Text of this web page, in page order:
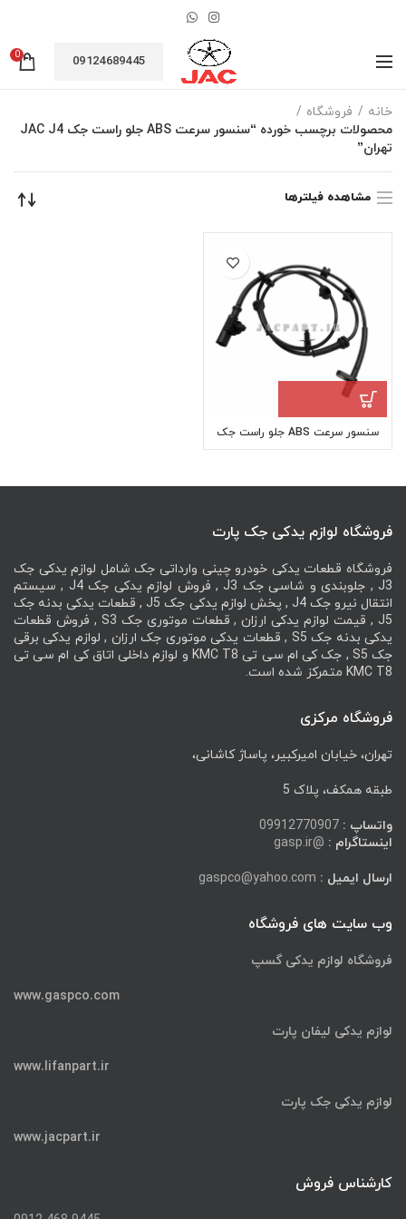
09124689445
0
خانه
فروشگاه
محصولات برچسب خورده “سنسور سرعت ABS جلو راست جک JAC J4
تهران”
مشاهده فیلترها
سنسور سرعت ABS جلو راست جک
JAC J4
فروشگاه لوازم یدکی جک پارت
فروشگاه قطعات یدکی خودرو چینی وارداتی جک شامل لوازم یدکی جک
J3 , جلوبندی و شاسی جک J3 , فروش لوازم یدکی جک J4 , سیستم
انتقال نیرو جک J4 , پخش لوازم یدکی جک J5 , قطعات یدکی بدنه جک
J5 , قیمت لوازم یدکی ارزان , قطعات موتوری جک S3 , فروش قطعات
یدکی بدنه جک S5 , قطعات یدکی موتوری جک ارزان , لوازم یدکی برقی
جک S5 , جک کی ام سی تی KMC T8 و لوازم داخلی اتاق کی ام سی تی
KMC T8 متمرکز شده است.
فروشگاه مرکزی
تهران، خیابان امیرکبیر، پاساژ کاشانی،
طبقه همکف، پلاک 5
واتساپ : 09912770907
اینستاگرام : @gasp.ir
ارسال ایمیل : gaspco@yahoo.com
وب سایت های فروشگاه
فروشگاه لوازم یدکی گسپ
www.gaspco.com
لوازم یدکی لیفان پارت
www.lifanpart.ir
لوازم یدکی جک پارت
www.jacpart.ir
کارشناس فروش